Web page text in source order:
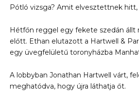
Pótló vizsga? Amit elvesztettnek hitt,
Hétfőn reggel egy fekete szedán állt
előtt. Ethan elutazott a Hartwell &
egy üvegfelületű toronyházba
A lobbyban Jonathan Hartwell várt,
meghatódva, hogy újra láthatja őt.